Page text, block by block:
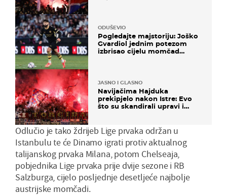
ODUŠEVIO
Pogledajte majstoriju: Joško
Gvardiol jednim potezom
izbrisao cijelu momčad
JASNO I GLASNO
Navijačima Hajduka
prekipjelo nakon Istre: Evo
što su skandirali upravi i
Odlučio je tako ždrijeb Lige prvaka održan u
Istanbulu te će Dinamo igrati protiv aktualnog
talijanskog prvaka Milana, potom Chelseaja,
pobjednika Lige prvaka prije dvije sezone i RB
Salzburga, cijelo posljednje desetljeće najbolje
austrijske momčadi.